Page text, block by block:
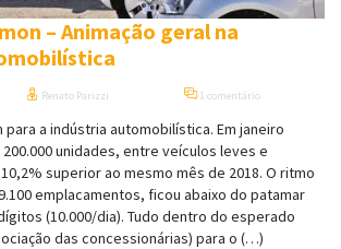
– Animação geral na
Renato Parizzi 1 comentário
para a indústria automobilística. Em janeiro
unidades, entre veículos leves e
superior ao mesmo mês de 2018. O ritmo
emplacamentos, ficou abaixo do patamar
(10.000/dia). Tudo dentro do esperado
das concessionárias) para o (…)